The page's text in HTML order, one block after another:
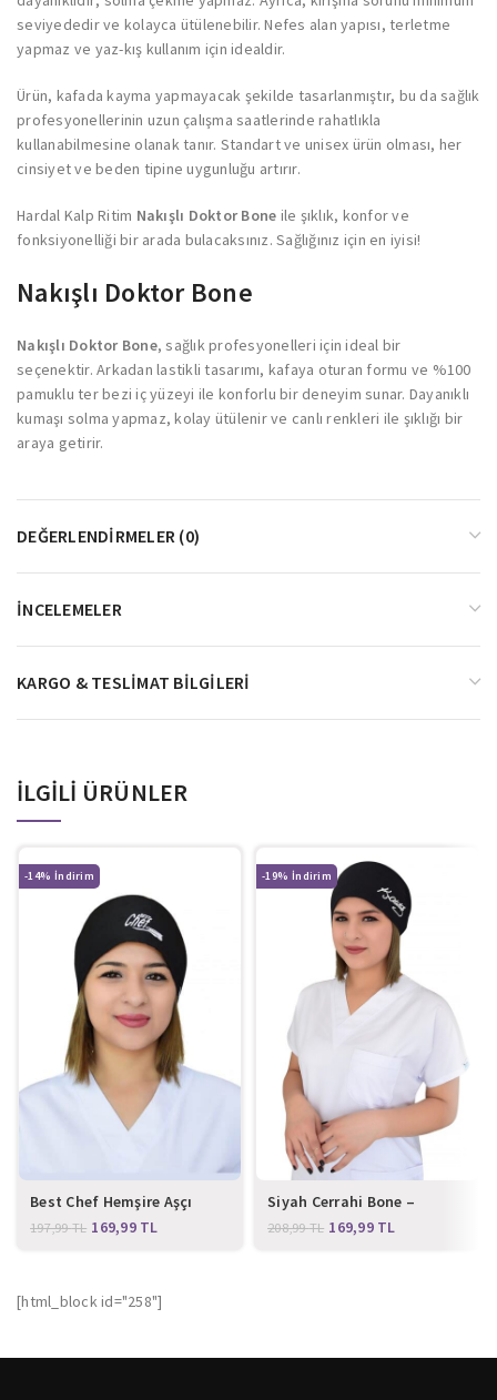
seviyededir ve kolayca ütülenebilir. Nefes alan yapısı, terletme
yapmaz ve yaz-kış kullanım için idealdir.
Ürün, kafada kayma yapmayacak şekilde tasarlanmıştır, bu da sağlık
profesyonellerinin uzun çalışma saatlerinde rahatlıkla
kullanabilmesine olanak tanır. Standart ve unisex ürün olması, her
cinsiyet ve beden tipine uygunluğu artırır.
Hardal Kalp Ritim Nakışlı Doktor Bone ile şıklık, konfor ve
fonksiyonelliği bir arada bulacaksınız. Sağlığınız için en iyisi!
Nakışlı Doktor Bone
Nakışlı Doktor Bone, sağlık profesyonelleri için ideal bir
seçenektir. Arkadan lastikli tasarımı, kafaya oturan formu ve %100
pamuklu ter bezi iç yüzeyi ile konforlu bir deneyim sunar. Dayanıklı
kumaşı solma yapmaz, kolay ütülenir ve canlı renkleri ile şıklığı bir
araya getirir.
DEĞERLENDIRMELER (0)
İNCELEMELER
KARGO & TESLIMAT BILGILERI
İLGILI ÜRÜNLER
-14%
Best Chef Hemşire Aşçı
Bone
197,99TL 169,99 TL
-19%
Siyah Cerrahi Bone –
Atatürk İmzalı
208,99TL 169,99 TL
[html_block id="258"]